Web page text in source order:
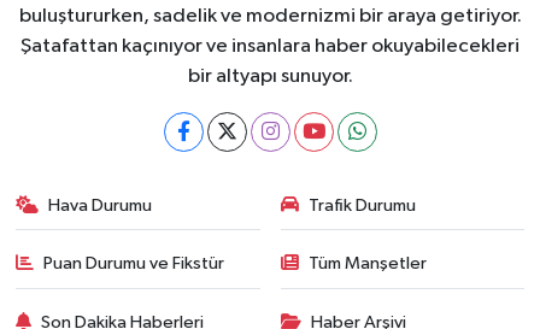
buluştururken, sadelik ve modernizmi bir araya getiriyor.
Şatafattan kaçınıyor ve insanlara haber okuyabilecekleri
bir altyapı sunuyor.
Hava Durumu Trafik Durumu
Puan Durumu ve Fikstür Tüm Manşetler
Son Dakika Haberleri Haber Arşivi